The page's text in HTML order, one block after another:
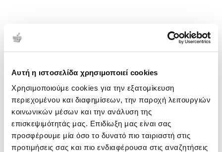
Αυτή η ιστοσελίδα χρησιμοποιεί cookies
Χρησιμοποιούμε cookies για την εξατομίκευση
περιεχομένου και διαφημίσεων, την παροχή λειτουργιών
κοινωνικών μέσων και την ανάλυση της
επισκεψιμότητάς μας. Επιδίωξη μας είναι σας
προσφέρουμε μία όσο το δυνατό πιο ταιριαστή στις
προτιμήσεις σας και πιο ενδιαφέρουσα στις αναζητήσεις